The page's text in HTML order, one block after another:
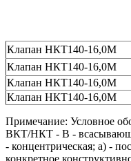
Клапан НКТ140-16,0М
Клапан НКТ140-16,0М
Клапан НКТ140-16,0М
Клапан НКТ140-16,0М
Примечание: Условное
ВКТ/НКТ - В -
- концентрическая; a) -